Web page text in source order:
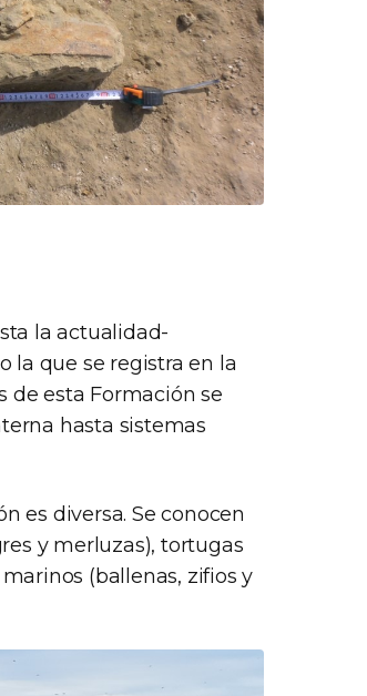
la actualidad-
la que se registra en la
de esta Formación se
hasta sistemas
es diversa. Se conocen
y merluzas), tortugas
(ballenas, zifios y